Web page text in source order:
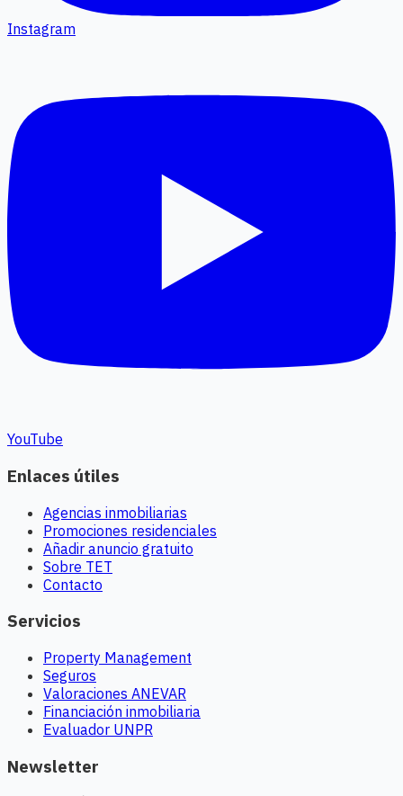
Instagram
YouTube
Enlaces útiles
Agencias inmobiliarias
Promociones residenciales
Añadir anuncio gratuito
Sobre TET
Contacto
Servicios
Property Management
Seguros
Valoraciones ANEVAR
Financiación inmobiliaria
Evaluador UNPR
Newsletter